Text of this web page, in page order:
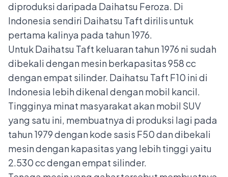
diproduksi daripada Daihatsu Feroza. Di
Indonesia sendiri Daihatsu Taft dirilis untuk
pertama kalinya pada tahun 1976.
Untuk Daihatsu Taft keluaran tahun 1976 ni sudah
dibekali dengan mesin berkapasitas 958 cc
dengan empat silinder. Daihatsu Taft F10 ini di
Indonesia lebih dikenal dengan mobil kancil.
Tingginya minat masyarakat akan mobil SUV
yang satu ini, membuatnya di produksi lagi pada
tahun 1979 dengankode sasis F50 dan dibekali
mesin dengan kapasitas yang lebih tinggi yaitu
2.530 cc dengan empat silinder.